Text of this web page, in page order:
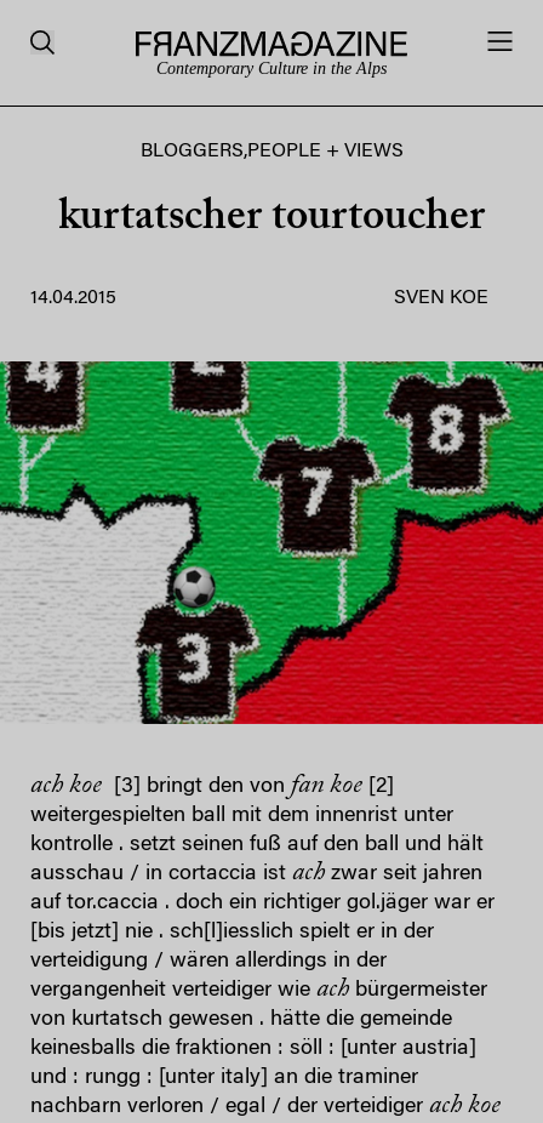
Contemporary Culture in the Alps
BLOGGERS,PEOPLE + VIEWS
kurtatscher tourtoucher
14.04.2015 SVEN KOE
ach koe [3] bringt den von fan koe [2]
weitergespielten ball mit dem innenrist unter
kontrolle . setzt seinen fuß auf den ball und hält
ausschau / in cortaccia ist ach zwar seit jahren
auf tor.caccia . doch ein richtiger gol.jäger war er
[bis jetzt] nie . sch[l]iesslich spielt er in der
verteidigung / wären allerdings in der
vergangenheit verteidiger wie ach bürgermeister
von kurtatsch gewesen . hätte die gemeinde
keinesballs die fraktionen : söll : [unter austria]
und : rungg : [unter italy] an die traminer
nachbarn verloren / egal / der verteidiger ach koe